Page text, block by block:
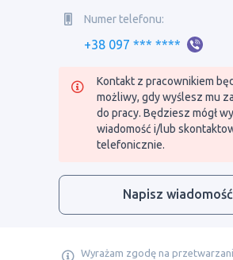
Numer telefonu:
+38 097 *** ****
Kontakt z pracownikiem
możliwy, gdy wyślesz mu
do pracy. Będziesz mógł
wiadomość i/lub
telefonicznie.
Napisz wiadomość
Wyrażam zgodę na